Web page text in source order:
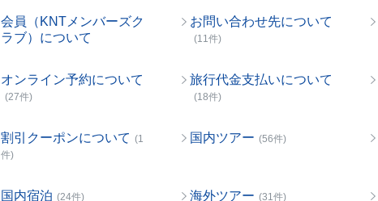
会員（KNTメンバーズク
ラブ）について
お問い合わせ先について
(11件)
オンライン予約について
(27件)
旅行代金支払いについて
(18件)
割引クーポンについて (1
件)
国内ツアー (56件)
国内宿泊 (24件) 海外ツアー (31件)